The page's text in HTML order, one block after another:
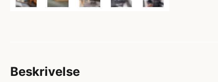
Beskrivelse